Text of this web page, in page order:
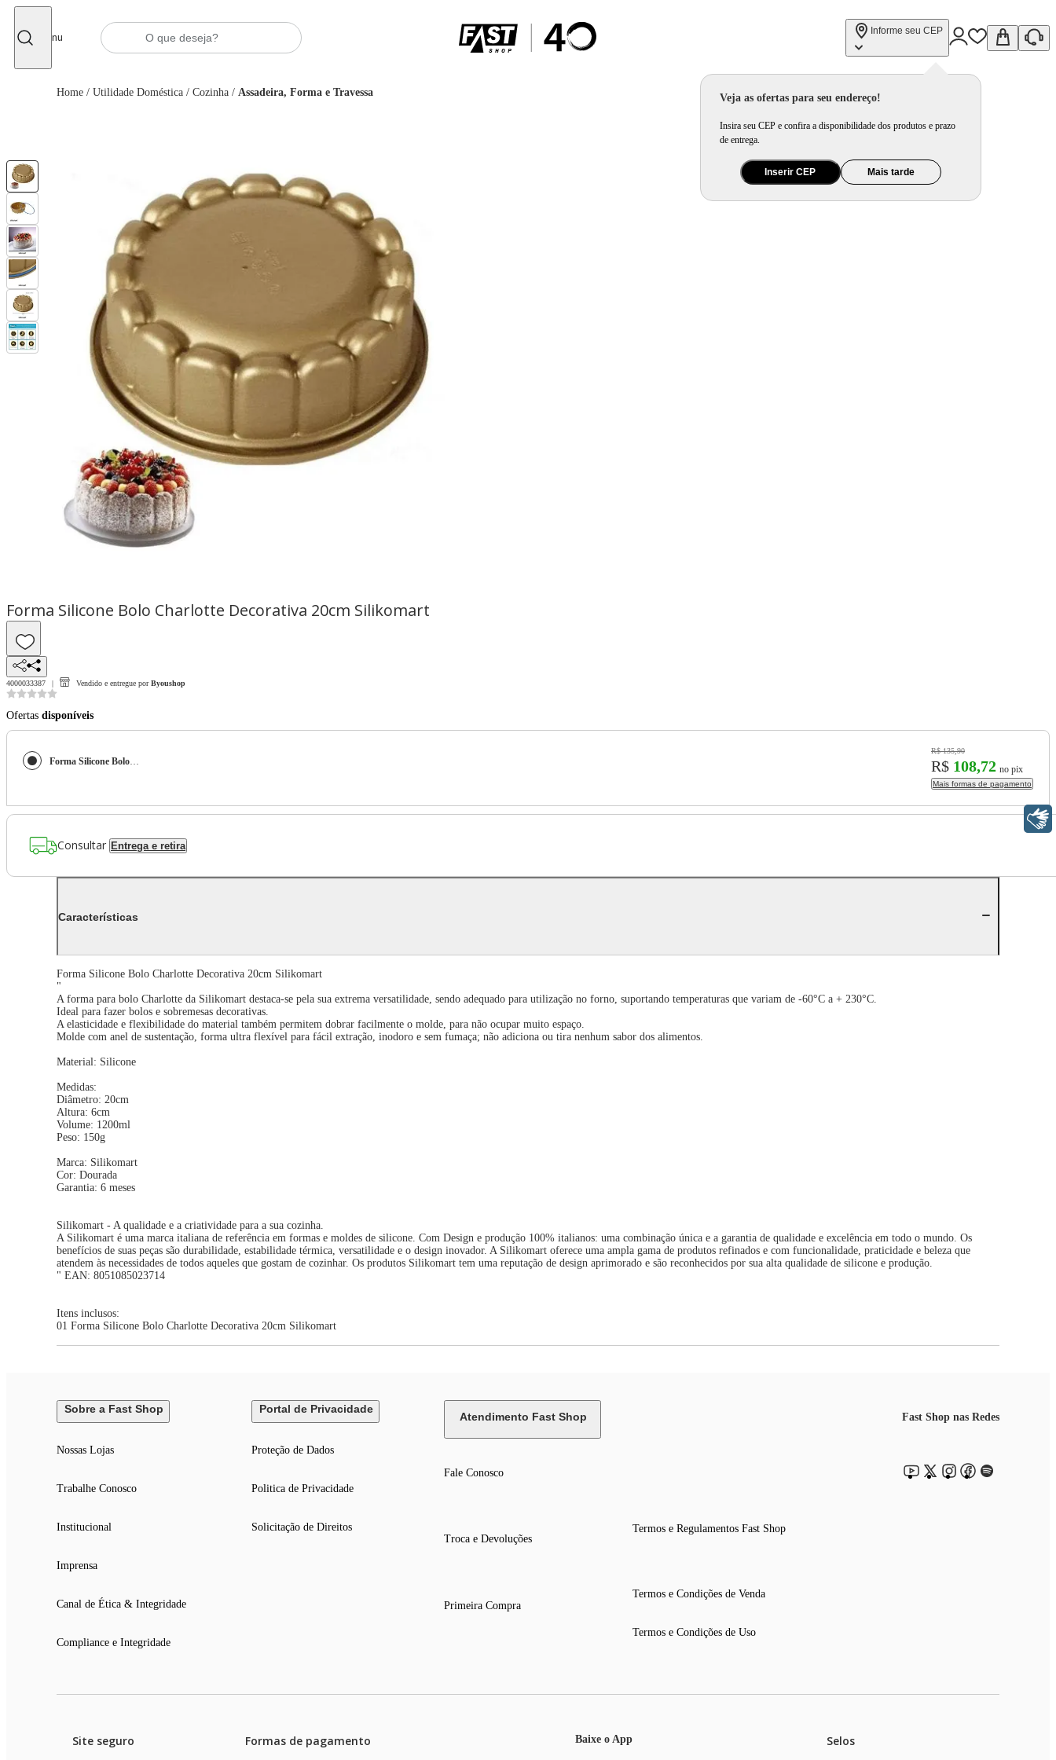
Menu
Informe seu CEP
Veja as ofertas para seu endereço!
Insira seu CEP e confira a disponibilidade dos produtos e prazo
de entrega.
Inserir CEP Mais tarde
Home / Utilidade Doméstica / Cozinha / Assadeira, Forma e Travessa
Forma Silicone Bolo Charlotte Decorativa 20cm Silikomart
4000033387 Vendido e entregue por Byoushop
Ofertas disponíveis
Forma Silicone Bolo Charlotte Decorativa 20cm Silikomart
R$ 135,90
R$ 108,72 no pix
Mais formas de pagamento
Consultar Entrega e retira
Características
Forma Silicone Bolo Charlotte Decorativa 20cm Silikomart
"
A forma para bolo Charlotte da Silikomart destaca-se pela sua extrema versatilidade, sendo adequado para utilização no forno, suportando temperaturas que variam de -60°C a + 230°C.
Ideal para fazer bolos e sobremesas decorativas.
A elasticidade e flexibilidade do material também permitem dobrar facilmente o molde, para não ocupar muito espaço.
Molde com anel de sustentação, forma ultra flexível para fácil extração, inodoro e sem fumaça; não adiciona ou tira nenhum sabor dos alimentos.
Material: Silicone
Medidas:
Diâmetro: 20cm
Altura: 6cm
Volume: 1200ml
Peso: 150g
Marca: Silikomart
Cor: Dourada
Garantia: 6 meses
Silikomart - A qualidade e a criatividade para a sua cozinha.
A Silikomart é uma marca italiana de referência em formas e moldes de silicone. Com Design e produção 100% italianos: uma combinação única e a garantia de qualidade e excelência em todo o mundo. Os
benefícios de suas peças são durabilidade, estabilidade térmica, versatilidade e o design inovador. A Silikomart oferece uma ampla gama de produtos refinados e com funcionalidade, praticidade e beleza que
atendem às necessidades de todos aqueles que gostam de cozinhar. Os produtos Silikomart tem uma reputação de design aprimorado e são reconhecidos por sua alta qualidade de silicone e produção.
" EAN: 8051085023714
Itens inclusos:
01 Forma Silicone Bolo Charlotte Decorativa 20cm Silikomart
Sobre a Fast Shop
Nossas Lojas
Trabalhe Conosco
Institucional
Imprensa
Canal de Ética & Integridade
Compliance e Integridade
Portal de Privacidade
Proteção de Dados
Politica de Privacidade
Solicitação de Direitos
Atendimento Fast Shop
Fale Conosco
Troca e Devoluções
Primeira Compra
Termos e Regulamentos Fast Shop
Termos e Condições de Venda
Termos e Condições de Uso
Fast Shop nas Redes
Site seguro Formas de pagamento Baixe o App Selos
Libras